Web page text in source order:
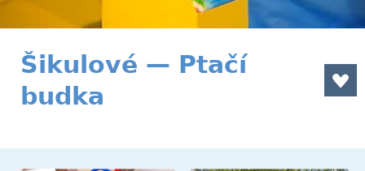
Šikulové — Ptačí
budka